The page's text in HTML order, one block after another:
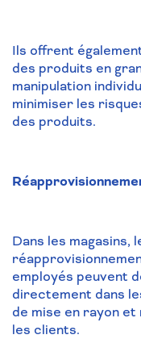
Ils offrent
des produits en
manipulation
minimiser les
des produits.
Dans les
employés peuvent
directement dans
de mise en rayon
les clients.